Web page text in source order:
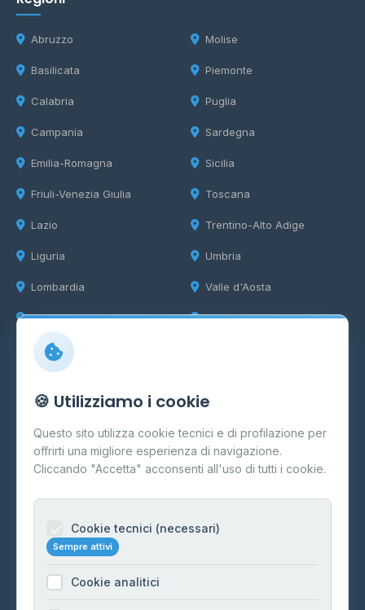
Abruzzo
Basilicata
Calabria
Campania
Emilia-Romagna
Friuli-Venezia Giulia
Lazio
Liguria
Lombardia
Marche
Molise
Piemonte
Puglia
Sardegna
Sicilia
Toscana
Trentino-Alto Adige
Umbria
Valle d'Aosta
Veneto
Info
Cos'è il GPL
FAQ
Contatti
Informazioni legali
Cookie Policy
🍪 Utilizziamo i cookie
Questo sito utilizza cookie tecnici e di profilazione per
offrirti una migliore esperienza di navigazione.
Cliccando "Accetta" acconsenti all'uso di tutti i cookie.
Cookie tecnici (necessari)
Sempre attivi
Cookie analitici